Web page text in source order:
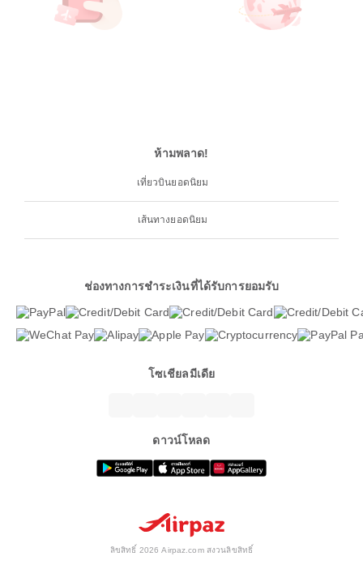
ห้ามพลาด!
เที่ยวบินยอดนิยม
เส้นทางยอดนิยม
ช่องทางการชำระเงินที่ได้รับการยอมรับ
โซเชียลมีเดีย
ดาวน์โหลด
ลิขสิทธิ์ 2026 Airpaz.com สงวนลิขสิทธิ์